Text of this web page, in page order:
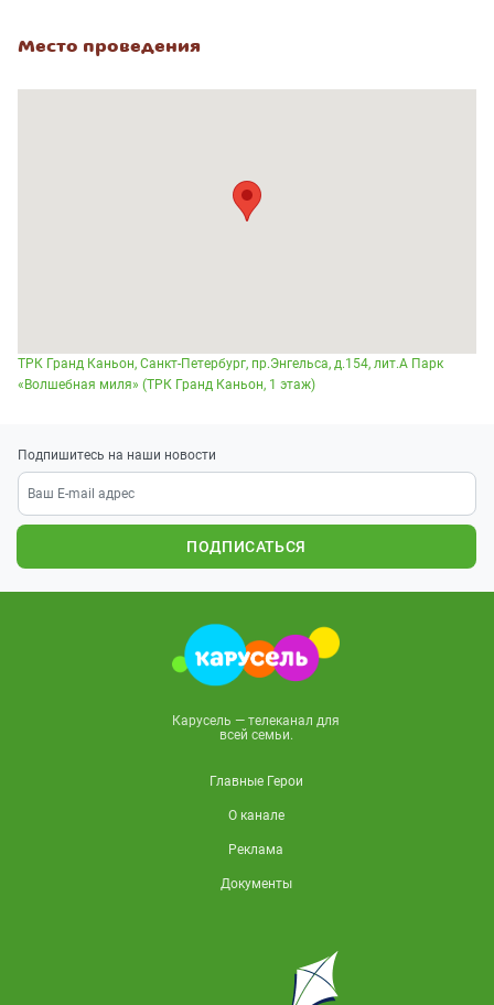
Место проведения
ТРК Гранд Каньон, Санкт-Петербург, пр.Энгельса, д.154, лит.А Парк
«Волшебная миля» (ТРК Гранд Каньон, 1 этаж)
Подпишитесь на наши новости
ПОДПИСАТЬСЯ
Карусель — телеканал для
всей семьи.
Главные Герои
О канале
Реклама
Документы